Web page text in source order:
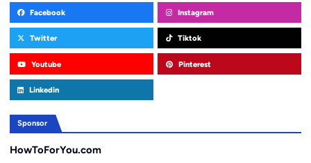
Facebook Instagram
Twitter Tiktok
Youtube Pinterest
Linkedin
Sponsor
HowToForYou.com